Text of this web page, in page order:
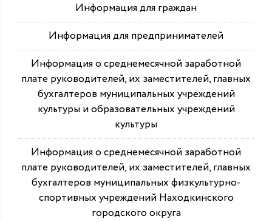
Информация для граждан
Информация для предпринимателей
Информация о среднемесячной заработной
плате руководителей, их заместителей, главных
бухгалтеров муниципальных учреждений
культуры и образовательных учреждений
культуры
Информация о среднемесячной заработной
плате руководителей, их заместителей, главных
бухгалтеров муниципальных физкультурно-
спортивных учреждений Находкинского
городского округа